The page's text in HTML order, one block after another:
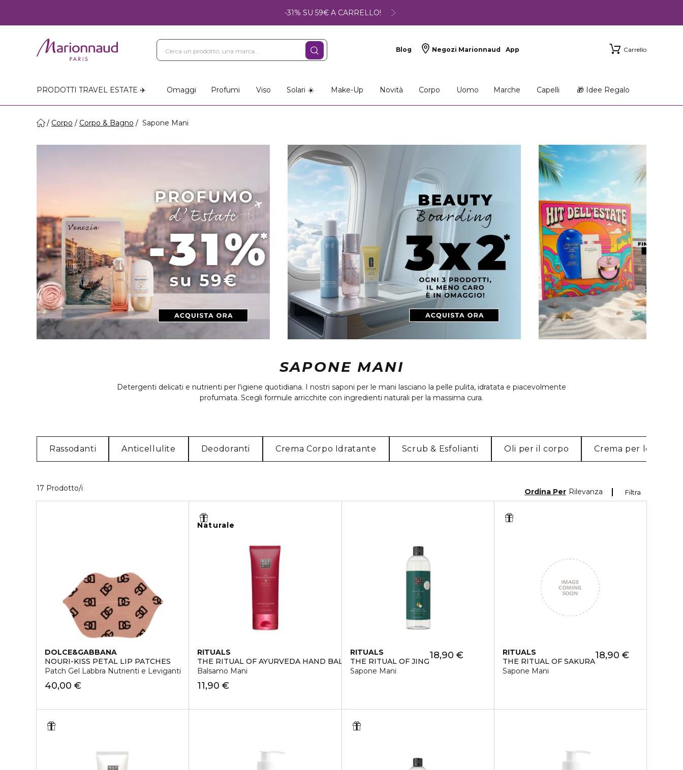
-31% SU 59€ A CARRELLO!
Blog Negozi Marionnaud App Carrello
PRODOTTI TRAVEL ESTATE ✈️ Omaggi Profumi Viso Solari ☀️ Make-Up Novità Corpo Uomo Marche Capelli 🎁 Idee Regalo
Corpo Corpo & Bagno Sapone Mani
SAPONE MANI
Detergenti delicati e nutrienti per l'igiene quotidiana. I nostri saponi per le mani lasciano la pelle pulita, idratata e piacevolmente
profumata. Scegli formule arricchite con ingredienti naturali per la massima cura.
Rassodanti Anticellulite Deodoranti Crema Corpo Idratante Scrub & Esfolianti Oli per il corpo Crema per le mani
17 Prodotto/i Filtra
Ordina Per Rilevanza
DOLCE&GABBANA
NOURI-KISS PETAL LIP PATCHES
Patch Gel Labbra Nutrienti e Leviganti
40,00 €
Naturale
RITUALS
THE RITUAL OF AYURVEDA HAND BALM
Balsamo Mani
11,90 €
RITUALS
THE RITUAL OF JING
Sapone Mani
18,90 €
RITUALS
THE RITUAL OF SAKURA
Sapone Mani
18,90 €